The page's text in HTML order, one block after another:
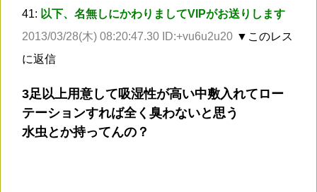
41: 以下、名無しにかわりましてVIPがお送りします
2013/03/28(木) 08:20:47.30 ID:+vu6u2u20 ▼このレス
に返信
3足以上用意して吸湿性が高い中敷入れてロー
テーションすれば全く臭わないと思う
水虫とか持ってんの？